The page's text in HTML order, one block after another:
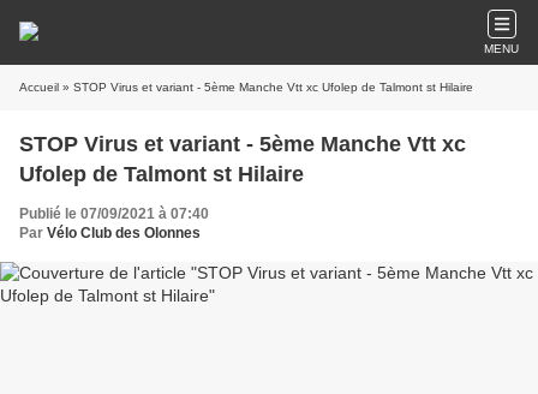
MENU
Accueil » STOP Virus et variant - 5ème Manche Vtt xc Ufolep de Talmont st Hilaire
STOP Virus et variant - 5ème Manche Vtt xc
Ufolep de Talmont st Hilaire
Publié le 07/09/2021 à 07:40
Par Vélo Club des Olonnes